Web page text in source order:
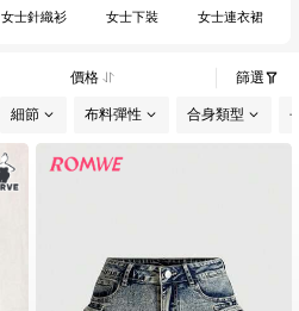
女士針織衫 女士下裝 女士連衣裙
價格 篩選
細節 布料彈性 合身類型